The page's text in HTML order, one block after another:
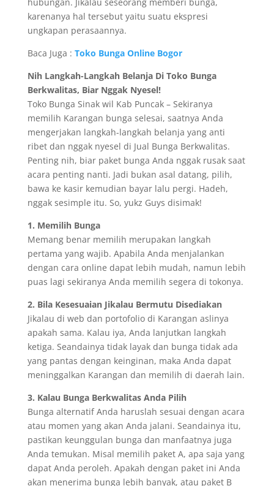
karenanya hal tersebut yaitu suatu ekspresi
ungkapan perasaannya.
Baca Juga : Toko Bunga Online Bogor
Nih Langkah-Langkah Belanja Di Toko Bunga
Berkwalitas, Biar Nggak Nyesel!
Toko Bunga Sinak wil Kab Puncak – Sekiranya
memilih Karangan bunga selesai, saatnya Anda
mengerjakan langkah-langkah belanja yang anti
ribet dan nggak nyesel di Jual Bunga Berkwalitas.
Penting nih, biar paket bunga Anda nggak rusak saat
acara penting nanti. Jadi bukan asal datang, pilih,
bawa ke kasir kemudian bayar lalu pergi. Hadeh,
nggak sesimple itu. So, yukz Guys disimak!
1. Memilih Bunga
Memang benar memilih merupakan langkah
pertama yang wajib. Apabila Anda menjalankan
dengan cara online dapat lebih mudah, namun lebih
puas lagi sekiranya Anda memilih segera di tokonya.
2. Bila Kesesuaian Jikalau Bermutu Disediakan
Jikalau di web dan portofolio di Karangan aslinya
apakah sama. Kalau iya, Anda lanjutkan langkah
ketiga. Seandainya tidak layak dan bunga tidak ada
yang pantas dengan keinginan, maka Anda dapat
meninggalkan Karangan dan memilih di daerah lain.
3. Kalau Bunga Berkwalitas Anda Pilih
Bunga alternatif Anda haruslah sesuai dengan acara
atau momen yang akan Anda jalani. Seandainya itu,
pastikan keunggulan bunga dan manfaatnya juga
Anda temukan. Misal memilih paket A, apa saja yang
dapat Anda peroleh. Apakah dengan paket ini Anda
akan menerima bunga lebih banyak, atau paket B